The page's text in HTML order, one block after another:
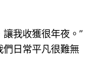
我收獲很年夜。”
們日常平凡很難無